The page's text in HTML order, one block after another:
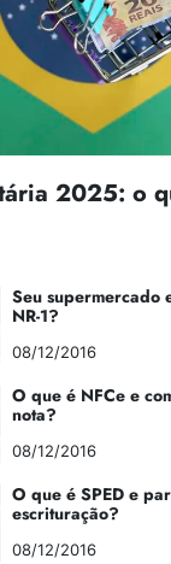
2025: o
Seu supermercado
NR-1?
08/12/2016
O que é NFCe e
nota?
08/12/2016
O que é SPED e
escrituração?
08/12/2016